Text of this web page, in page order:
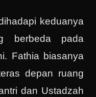
keduanya
berbeda pada
Fathia biasanya
depan ruang
dan Ustadzah